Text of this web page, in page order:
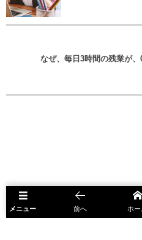
なぜ、毎日3時間の残業が
メニュー 前へ ホー